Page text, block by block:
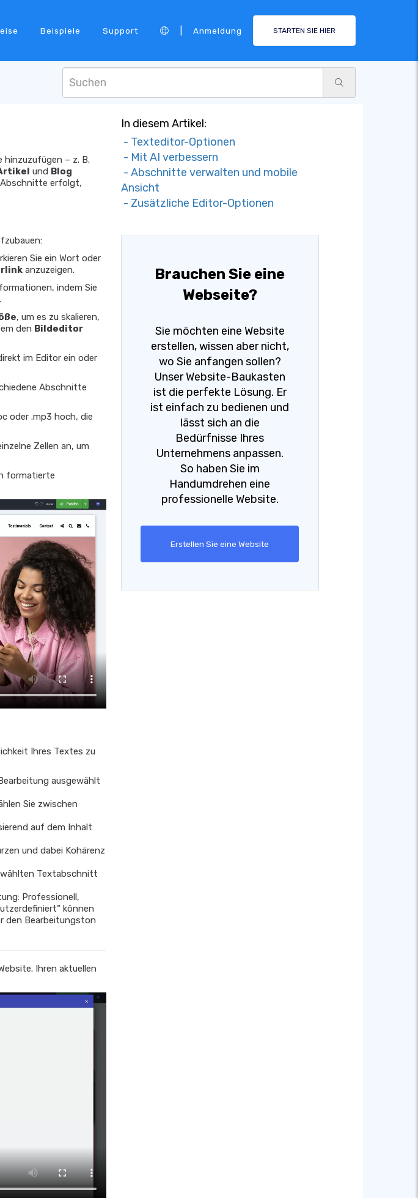
Beispiele Support Anmeldung STARTEN SIE HIER
hinzuzufügen – z. B.
und Blog
Abschnitte erfolgt,
Sie ein Wort oder
anzuzeigen.
indem Sie
, um es zu skalieren,
den Bildeditor
im Editor ein oder
Abschnitte
oder .mp3 hoch, die
Zellen an, um
formatierte
Ihres Textes zu
ausgewählt
Sie zwischen
auf dem Inhalt
und dabei Kohärenz
Textabschnitt
Professionell,
können
den Bearbeitungston
Ihren aktuellen
In diesem Artikel:
- Texteditor-Optionen
- Mit AI verbessern
- Abschnitte verwalten und mobile
Ansicht
- Zusätzliche Editor-Optionen
Brauchen Sie eine
Webseite?
Sie möchten eine Website
erstellen, wissen aber nicht,
wo Sie anfangen sollen?
Unser Website-Baukasten
ist die perfekte Lösung. Er
ist einfach zu bedienen und
lässt sich an die
Bedürfnisse Ihres
Unternehmens anpassen.
So haben Sie im
Handumdrehen eine
professionelle Website.
Erstellen Sie eine Website